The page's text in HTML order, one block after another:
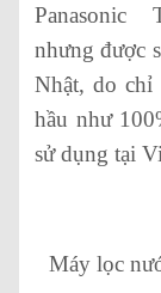
nhưng được
Nhật, do chỉ
hầu như
sử dụng tại
Máy lọc